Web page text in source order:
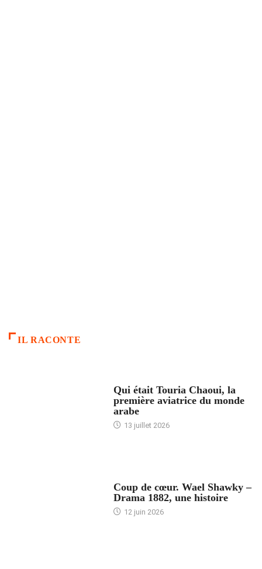
IL RACONTE
Qui était Touria Chaoui, la
première aviatrice du monde
arabe
13 juillet 2026
Coup de cœur. Wael Shawky –
Drama 1882, une histoire
12 juin 2026